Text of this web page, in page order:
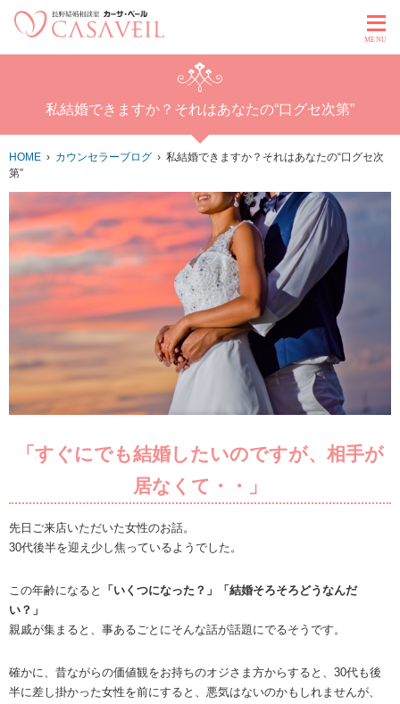
MENU
私結婚できますか？それはあなたの“口グセ次第”
HOME カウンセラーブログ
私結婚できますか？それはあなたの“口グセ次
第”
「すぐにでも結婚したいのですが、相手が
居なくて・・」
先日ご来店いただいた女性のお話。
30代後半を迎え少し焦っているようでした。
この年齢になると
「いくつになった？」「結婚そろそろどうなんだ
い？」
親戚が集まると、事あるごとにそんな話が話題にでるそうです。
確かに、昔ながらの価値観をお持ちのオジさま方からすると、30代も後
半に差し掛かった女性を前にすると、悪気はないのかもしれませんが、